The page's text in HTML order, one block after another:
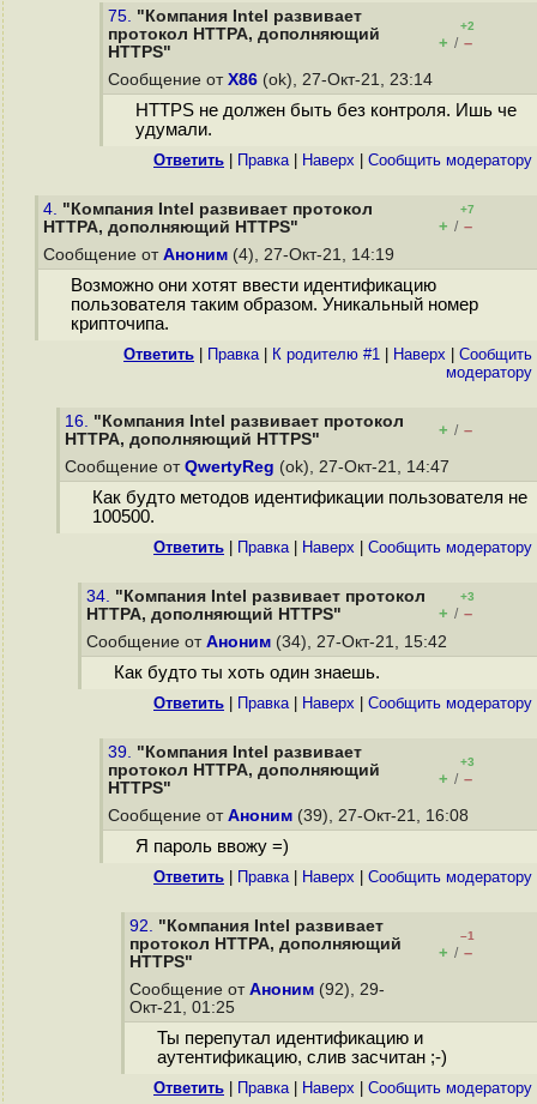
75. "Компания Intel развивает
протокол HTTPA, дополняющий
HTTPS"
+2
+ / –
Сообщение от X86 (ok), 27-Окт-21, 23:14
HTTPS не должен быть без контроля. Ишь че
удумали.
Ответить Правка| Наверх Cообщить модератору
4. "Компания Intel развивает протокол
HTTPA, дополняющий HTTPS"
+7
+ / –
Сообщение от Аноним (4), 27-Окт-21, 14:19
Возможно они хотят ввести идентификацию
пользователя таким образом. Уникальный номер
крипточипа.
Ответить Правка| К родителю #1 Наверх
Cообщить
модератору
16. "Компания Intel развивает протокол
HTTPA, дополняющий HTTPS"
+ / –
Сообщение от QwertyReg (ok), 27-Окт-21, 14:47
Как будто методов идентификации пользователя не
100500.
Ответить Правка| Наверх Cообщить модератору
34. "Компания Intel развивает протокол
HTTPA, дополняющий HTTPS"
+3
+ / –
Сообщение от Аноним (34), 27-Окт-21, 15:42
Как будто ты хоть один знаешь.
Ответить Правка| Наверх Cообщить модератору
39. "Компания Intel развивает
протокол HTTPA, дополняющий
HTTPS"
+3
+ / –
Сообщение от Аноним (39), 27-Окт-21, 16:08
Я пароль ввожу =)
Ответить Правка| Наверх Cообщить модератору
92. "Компания Intel развивает
протокол HTTPA, дополняющий
HTTPS"
–1
+ / –
Сообщение от Аноним (92), 29-
Окт-21, 01:25
Ты перепутал идентификацию и
аутентификацию, слив засчитан ;-)
Ответить Правка| Наверх Cообщить модератору